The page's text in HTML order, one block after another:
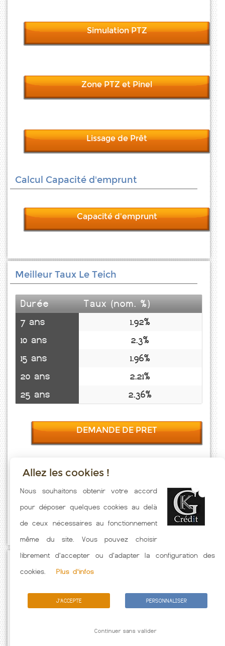
Simulation PTZ
Zone PTZ et Pinel
Lissage de Prêt
Calcul Capacité d'emprunt
Capacité d'emprunt
Meilleur Taux Le Teich
Durée
Taux (nom. %)
7 ans
1.92%
10 ans
2.3%
15 ans
1.96%
20 ans
2.21%
25 ans
2.36%
DEMANDE DE PRET
Taux emprunt actualisés (Le Teich) toutes les semaines. Taux
Immobilier pratiqués par nos partenaires bancaires. Meilleur Taux
hors assurance. Taux crédit immobilier indicatif fonction des
caractéristiques de l'emprunteur.
Allez les cookies !
Nous souhaitons obtenir votre accord
pour déposer quelques cookies au delà
de ceux nécessaires au fonctionnement
même du site. Vous pouvez choisir
librement d'accepter ou d'adapter la configuration des
cookies.
Plus d'infos
J'ACCEPTE PERSONNALISER
Continuer sans valider